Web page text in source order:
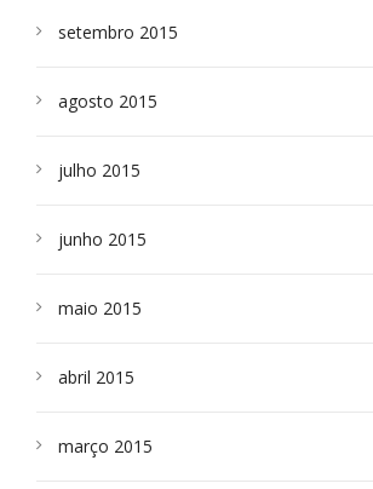
setembro 2015
agosto 2015
julho 2015
junho 2015
maio 2015
abril 2015
março 2015